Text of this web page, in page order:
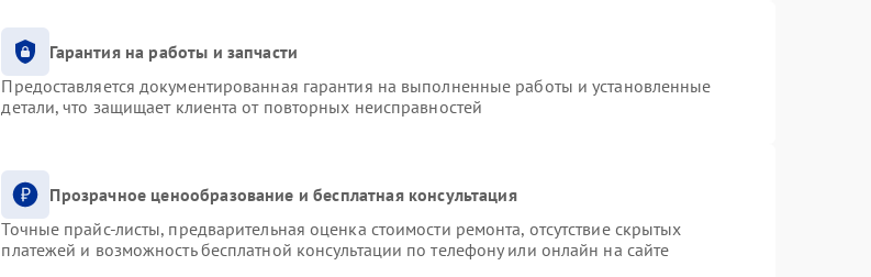
Гарантия на работы и запчасти
Предоставляется документированная гарантия на выполненные работы и установленные
детали, что защищает клиента от повторных неисправностей
Прозрачное ценообразование и бесплатная консультация
Точные прайс-листы, предварительная оценка стоимости ремонта, отсутствие скрытых
платежей и возможность бесплатной консультации по телефону или онлайн на сайте